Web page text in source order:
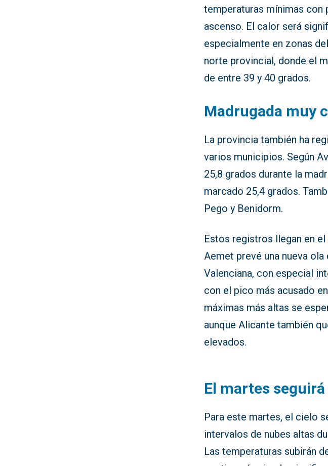
temperaturas mínimas con
ascenso. El calor será
especialmente en zonas
norte provincial, donde el
de entre 39 y 40 grados.
Madrugada muy
La provincia también ha
varios municipios. Según
25,8 grados durante la
marcado 25,4 grados.
Pego y Benidorm.
Estos registros llegan en
Aemet prevé una nueva
Valenciana, con especial
con el pico más acusado
máximas más altas se
aunque Alicante también
elevados.
El martes
Para este martes, el cielo
intervalos de nubes altas
Las temperaturas subirán